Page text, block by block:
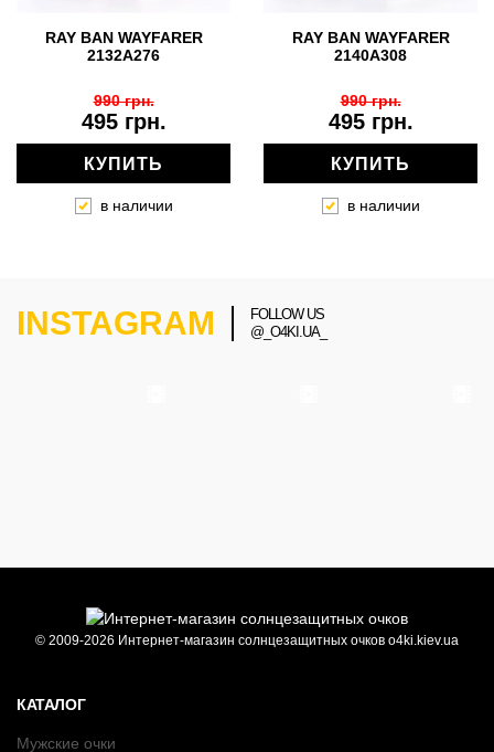
RAY BAN WAYFARER
2132A276
495 грн.
990 грн.
КУПИТЬ
в наличии
RAY BAN WAYFARER
2140A308
495 грн.
990 грн.
КУПИТЬ
в наличии
INSTAGRAM
FOLLOW US
@_O4KI.UA_
© 2009-2026 Интернет-магазин солнцезащитных очков o4ki.kiev.ua
КАТАЛОГ
Мужские очки